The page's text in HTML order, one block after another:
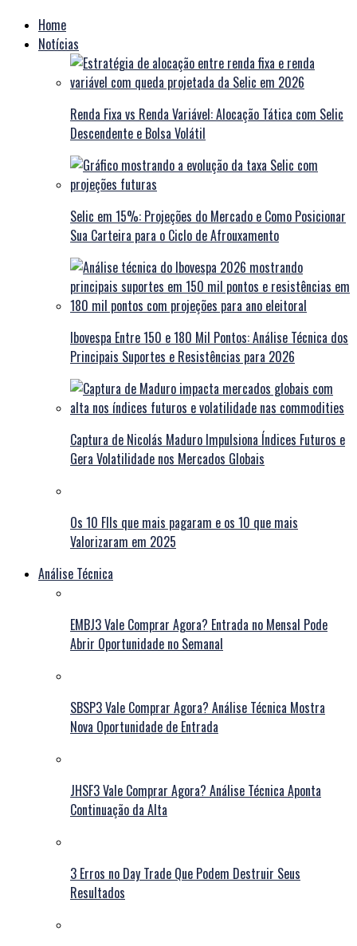
Home
Notícias
Renda Fixa vs Renda Variável: Alocação Tática com Selic
Descendente e Bolsa Volátil
Selic em 15%: Projeções do Mercado e Como Posicionar
Sua Carteira para o Ciclo de Afrouxamento
Ibovespa Entre 150 e 180 Mil Pontos: Análise Técnica dos
Principais Suportes e Resistências para 2026
Captura de Nicolás Maduro Impulsiona Índices Futuros e
Gera Volatilidade nos Mercados Globais
Os 10 FIIs que mais pagaram e os 10 que mais
Valorizaram em 2025
Análise Técnica
EMBJ3 Vale Comprar Agora? Entrada no Mensal Pode
Abrir Oportunidade no Semanal
SBSP3 Vale Comprar Agora? Análise Técnica Mostra
Nova Oportunidade de Entrada
JHSF3 Vale Comprar Agora? Análise Técnica Aponta
Continuação da Alta
3 Erros no Day Trade Que Podem Destruir Seus
Resultados